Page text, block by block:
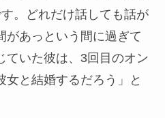
。どれだけ話しても話が
があっという間に過ぎて
いた彼は、3回目のオン
女と結婚するだろう」と